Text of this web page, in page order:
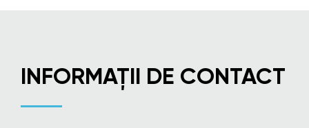
INFORMAȚII DE CONTACT